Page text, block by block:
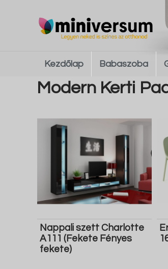
Kezdőlap Babaszoba
Modern Kerti
Nappali szett Charlotte
A111 (Fekete Fényes
fekete)